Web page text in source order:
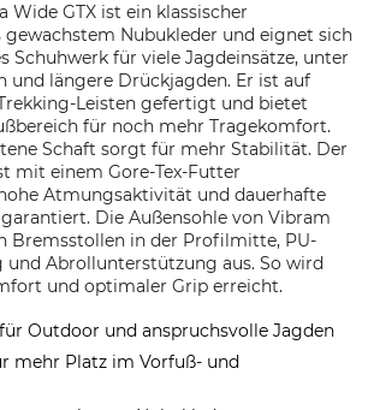
Wide GTX ist ein klassischer
gewachstem Nubukleder und eignet sich
Schuhwerk für viele Jagdeinsätze, unter
und längere Drückjagden. Er ist auf
Leisten gefertigt und bietet
für noch mehr Tragekomfort.
Schaft sorgt für mehr Stabilität. Der
mit einem Gore-Tex-Futter
Atmungsaktivität und dauerhafte
Die Außensohle von Vibram
Bremsstollen in der Profilmitte, PU-
Abrollunterstützung aus. So wird
und optimaler Grip erreicht.
Outdoor und anspruchsvolle Jagden
mehr Platz im Vorfuß- und